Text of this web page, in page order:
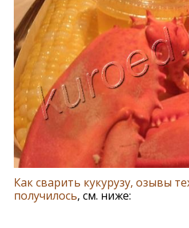
Как сварить кукурузу, озывы
получилось, см. ниже: